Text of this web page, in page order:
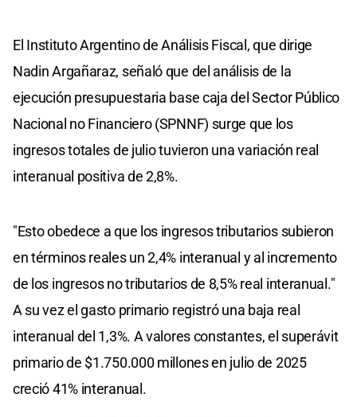
El Instituto Argentino de Análisis Fiscal, que dirige
Nadin Argañaraz, señaló que del análisis de la
ejecución presupuestaria base caja del Sector Público
Nacional no Financiero (SPNNF) surge que los
ingresos totales de julio tuvieron una variación real
interanual positiva de 2,8%.
"Esto obedece a que los ingresos tributarios subieron
en términos reales un 2,4% interanual y al incremento
de los ingresos no tributarios de 8,5% real interanual."
A su vez el gasto primario registró una baja real
interanual del 1,3%. A valores constantes, el superávit
primario de $1.750.000 millones en julio de 2025
creció 41% interanual.